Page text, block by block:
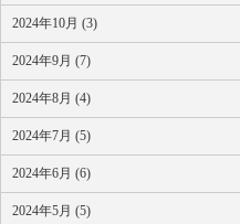
2024年10月 (3)
2024年9月 (7)
2024年8月 (4)
2024年7月 (5)
2024年6月 (6)
2024年5月 (5)